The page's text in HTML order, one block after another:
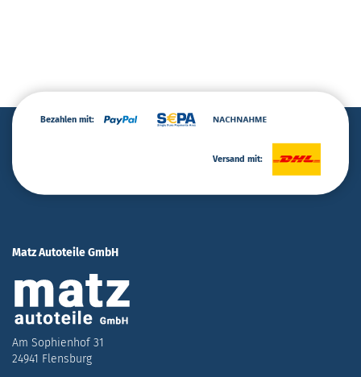
Bezahlen mit:
Versand mit:
Matz Autoteile GmbH
Am Sophienhof 31
24941 Flensburg